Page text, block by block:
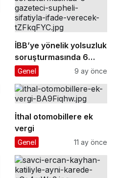
İBB’ye yönelik yolsuzluk
soruşturmasında 6
gazeteci ’şüpheli’
Genel 9 ay önce
İthal otomobillere ek
vergi
Genel 11 ay önce